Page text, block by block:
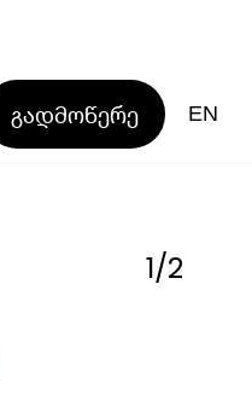
გადმოწერე EN
1/2